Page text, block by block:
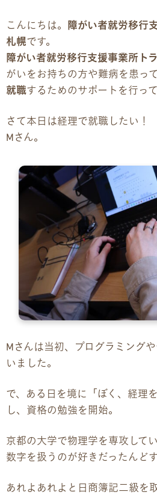
3つの支援制度
お食事の提供について
スキルアップ診断
パンフレット
デジタルパンフレット
企業様向けパンフレット
広報チラシ・刊行物
アクセス・ご案内
交通アクセス
事業所ツアーマップ
雇用をお考えの企業様へ
プライバシーポリシー
お問い合わせ
こんにちは。
障がい者就労移行
札幌です。
障がい者就労移行支援事業所ト
がいをお持ちの方や難病を患っ
就職するためのサポートを行って
さて本日は経理で就職したい
Mさん。
Mさんは当初、プログラミング
いました。
で、ある日を境に「ぼく、経理
し、資格の勉強を開始。
京都の大学で物理学を専攻して
数字を扱うのが好きだったんど
あれよあれよと日商簿記二級を